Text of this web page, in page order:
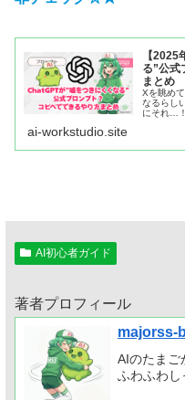
【
る”公式
まとめ
Xを眺め
なるらし
にそれ…
ai-workstudio.site
AI初心者ガイド
著者プロフィール
majorss-
AIのたまご
ふわふわし